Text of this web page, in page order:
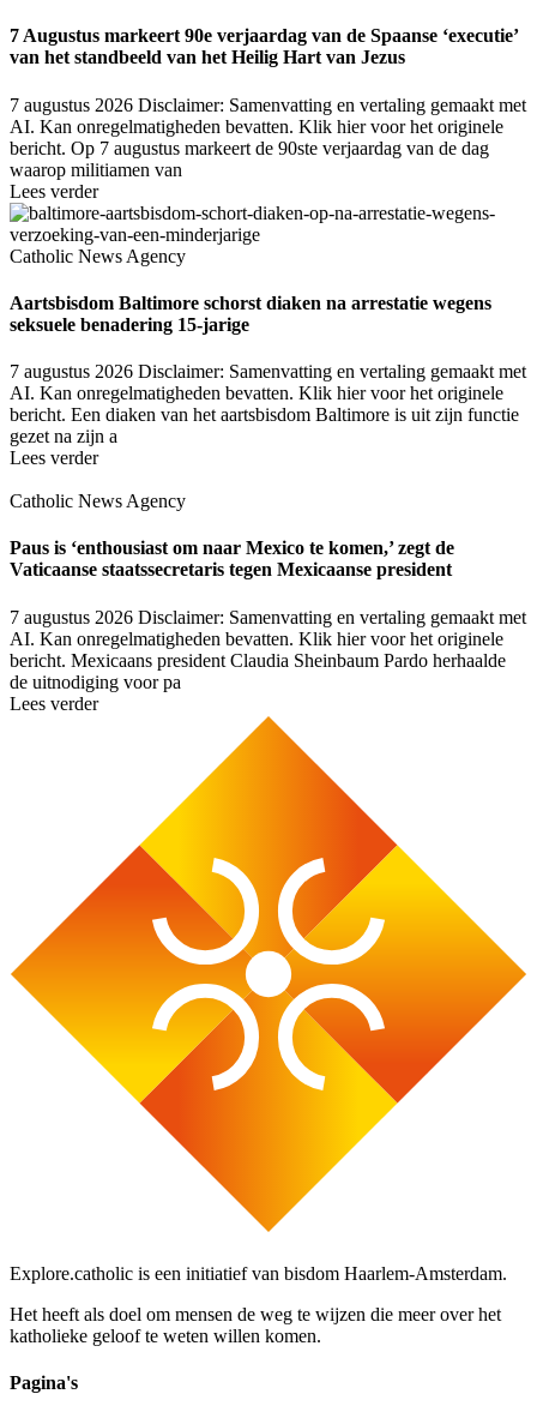
7 Augustus markeert 90e verjaardag van de Spaanse ‘executie’
van het standbeeld van het Heilig Hart van Jezus
7 augustus 2026 Disclaimer: Samenvatting en vertaling gemaakt met
AI. Kan onregelmatigheden bevatten. Klik hier voor het originele
bericht. Op 7 augustus markeert de 90ste verjaardag van de dag
waarop militiamen van
Lees verder
Catholic News Agency
Aartsbisdom Baltimore schorst diaken na arrestatie wegens
seksuele benadering 15-jarige
7 augustus 2026 Disclaimer: Samenvatting en vertaling gemaakt met
AI. Kan onregelmatigheden bevatten. Klik hier voor het originele
bericht. Een diaken van het aartsbisdom Baltimore is uit zijn functie
gezet na zijn a
Lees verder
Catholic News Agency
Paus is ‘enthousiast om naar Mexico te komen,’ zegt de
Vaticaanse staatssecretaris tegen Mexicaanse president
7 augustus 2026 Disclaimer: Samenvatting en vertaling gemaakt met
AI. Kan onregelmatigheden bevatten. Klik hier voor het originele
bericht. Mexicaans president Claudia Sheinbaum Pardo herhaalde
de uitnodiging voor pa
Lees verder
Explore.catholic is een initiatief van bisdom Haarlem-Amsterdam.
Het heeft als doel om mensen de weg te wijzen die meer over het
katholieke geloof te weten willen komen.
Pagina's